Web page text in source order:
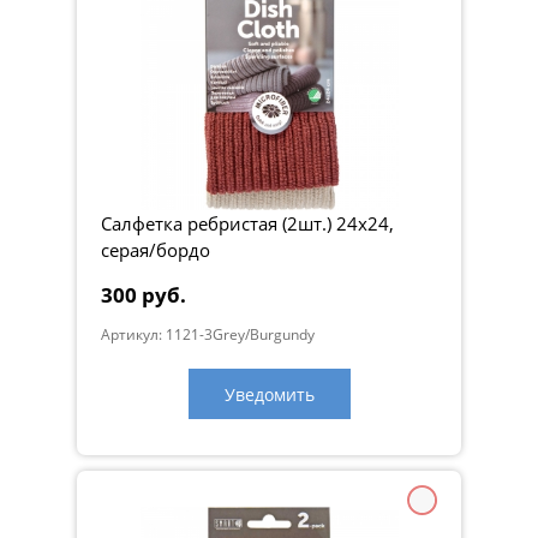
Салфетка ребристая (2шт.) 24х24,
серая/бордо
300 руб.
Артикул: 1121-3Grey/Burgundy
Уведомить